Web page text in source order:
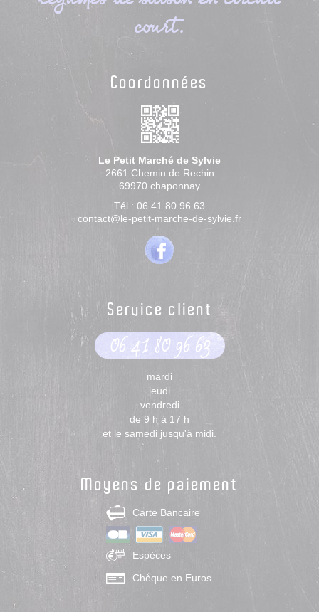
court.
Coordonnées
Le Petit Marché de Sylvie
2661 Chemin de Rechin
69970 chaponnay
Tél : 06 41 80 96 63
contact@le-petit-marche-de-sylvie.fr
Service client
06 41 80 96 63
mardi
jeudi
vendredi
de 9 h à 17 h
et le samedi jusqu'à midi.
Moyens de paiement
Carte Bancaire
Espèces
Chèque en Euros